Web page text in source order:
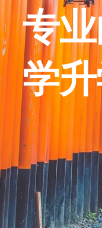
关于我们
简体中文
专
学